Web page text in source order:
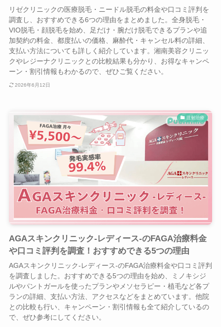
リゼクリニックの医療脱毛・ニードル脱毛の料金や口コミ評判を
調査し、おすすめできる6つの理由をまとめました。全身脱毛・
VIO脱毛・顔脱毛を始め、足だけ・腕だけ脱毛できるプランや追
加契約の料金、都度払いの価格、麻酔代・キャンセル料の詳細、
支払い方法についても詳しく紹介しています。湘南美容クリニッ
クやレジーナクリニックとの比較結果も分かり、お得なキャンペ
ーン・割引情報もわかるので、ぜひご覧ください。
2026年6月12日
注射治療
AGAスキンクリニック-レディース-のFAGA治療料金
や口コミ評判を調査！おすすめできる5つの理由
AGAスキンクリニック-レディース-のFAGA治療料金や口コミ評判
を調査しました。おすすめできる5つの理由を始め、ミノキシジ
ルやパントガールを使ったプランやメソセラピー・植毛など各プ
ランの詳細、支払い方法、アクセスなどをまとめています。他院
との比較も行い、キャンペーン・割引情報も全て紹介しているの
で、ぜひ参考にしてください。